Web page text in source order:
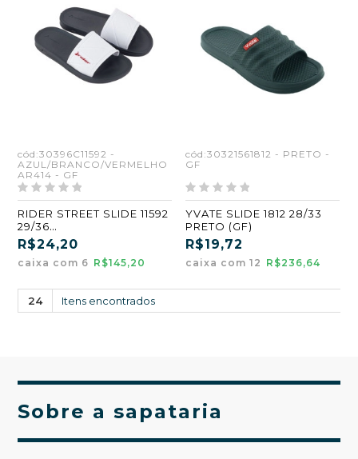
cód:30396C11592 -
AZUL/BRANCO/VERMELHO
AR414 - GF
RIDER STREET SLIDE 11592
29/36
AZUL/BRANCO/VERMELH
O (AR414) (GF) (CX6)
R$24,20
caixa com 6 R$145,20
cód:30321561812 - PRETO -
GF
YVATE SLIDE 1812 28/33
PRETO (GF)
R$19,72
caixa com 12 R$236,64
24 Itens encontrados
Sobre a sapataria